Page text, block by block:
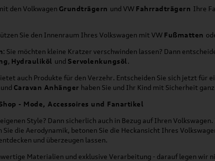
den Volkwagen Grundträgern und VW Fahrradträgern Ihre
Sie den Innenraum Ihres Volkswagen mit VW Fußmatten
: Sie möchten kleine Kratzer verschwinden lassen? Dann
, Hydrauliköl und Servolenkungsöl.
auch Produkte für den Verzehr. Entscheiden Sie sich jetzt für
und Caravan Anhänger haben Sie und Ihr Kind mit Sicherheit
- Mode, Accessoires und Fanartikel
Style? Dann sicherlich auch in Bezug auf Ihren
die Aerodynamik, betonen Sie die Heckansicht Ihres
und überzeugen lassen.
Materialien und exklusive Verarbeitung - darauf legen wir